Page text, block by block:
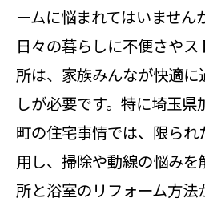
ームに悩まれてはいません
日々の暮らしに不便さや
所は、家族みんなが快適
しが必要です。特に埼玉
町の住宅事情では、限ら
用し、掃除や動線の悩み
所と浴室のリフォーム方法